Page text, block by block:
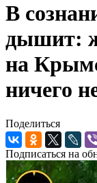
В
дышит:
на
ничего
Поделиться
Подписаться на